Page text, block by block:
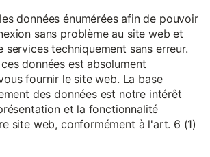
données énumérées afin de pouvoir
sans problème au site web et
services techniquement sans erreur.
données est absolument
fournir le site web. La base
des données est notre intérêt
et la fonctionnalité
site web, conformément à l'art. 6 (1)